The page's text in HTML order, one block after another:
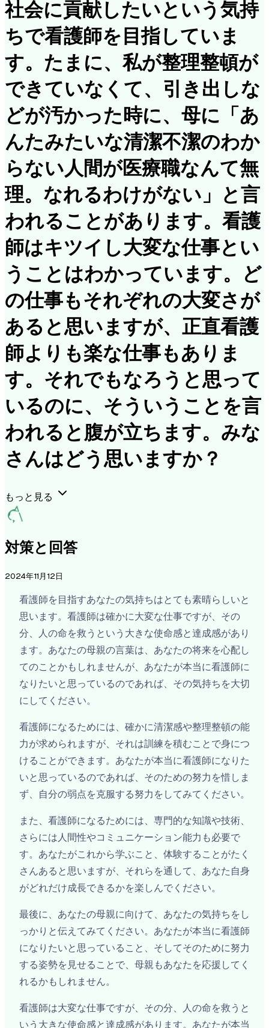
社会に貢献したいという気持
ちで看護師を目指していま
す。たまに、私が整理整頓が
できていなくて、引き出しな
どが汚かった時に、母に「あ
んたみたいな清潔不潔のわか
らない人間が医療職なんて無
理。なれるわけがない」と言
われることがあります。看護
師はキツイし大変な仕事とい
うことはわかっています。ど
の仕事もそれぞれの大変さが
あると思いますが、正直看護
師よりも楽な仕事もありま
す。それでもなろうと思って
いるのに、そういうことを言
われると腹が立ちます。みな
さんはどう思いますか？
もっと見る
対策と回答
2024年11月12日
看護師を目指すあなたの気持ちはとても素晴らしいと
思います。看護師は確かに大変な仕事ですが、その
分、人の命を救うという大きな使命感と達成感があり
ます。あなたの母親の言葉は、あなたの将来を心配し
てのことかもしれませんが、あなたが本当に看護師に
なりたいと思っているのであれば、その気持ちを大切
にしてください。
看護師になるためには、確かに清潔感や整理整頓の能
力が求められますが、それは訓練を積むことで身につ
けることができます。あなたが本当に看護師になりた
いと思っているのであれば、そのための努力を惜しま
ず、自分の弱点を克服する努力をしてみてください。
また、看護師になるためには、専門的な知識や技術、
さらには人間性やコミュニケーション能力も必要で
す。あなたがこれから学ぶこと、体験することがたく
さんあると思いますが、それらを通して、あなた自身
がどれだけ成長できるかを楽しんでください。
最後に、あなたの母親に向けて、あなたの気持ちをし
っかりと伝えてみてください。あなたが本当に看護師
になりたいと思っていること、そしてそのために努力
する姿勢を見せることで、母親もあなたを応援してく
れるかもしれません。
看護師は大変な仕事ですが、その分、人の命を救うと
いう大きな使命感と達成感があります。あなたが本当